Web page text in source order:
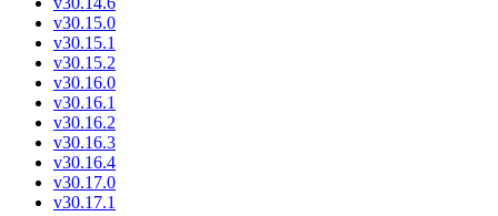
v30.15.0
v30.15.1
v30.15.2
v30.16.0
v30.16.1
v30.16.2
v30.16.3
v30.16.4
v30.17.0
v30.17.1